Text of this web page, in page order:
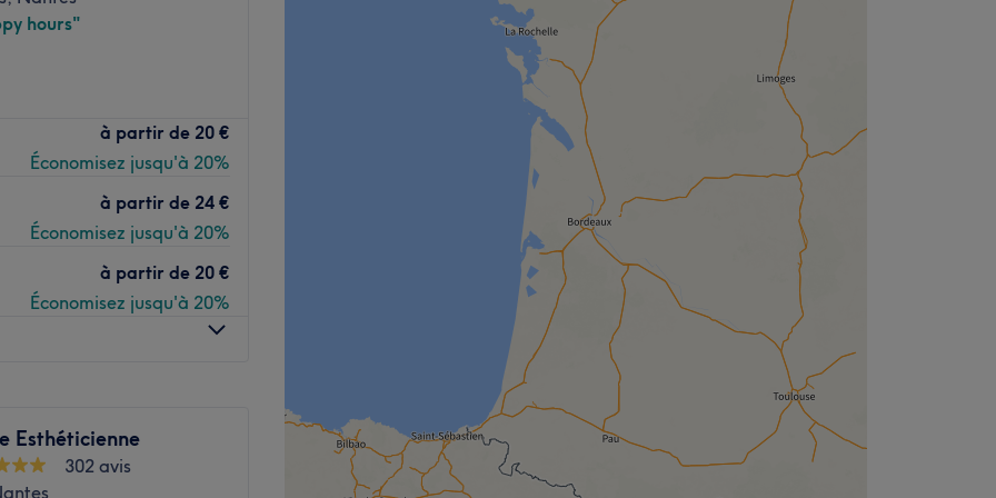
Peggy Sage ou encore
dans la ville de Nantes.
à se faire dorloter et
de qualité.
de bus St-Donatien,
prend soin de ses clients
à la décoration naturel
hours"
à partir de 20 €
Économisez jusqu'à 20%
à partir de 24 €
Économisez jusqu'à 20%
à partir de 20 €
Économisez jusqu'à 20%
Esthéticienne
302 avis